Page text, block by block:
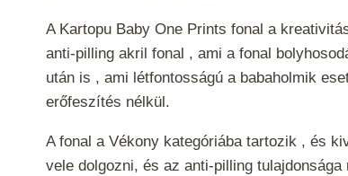
A Kartopu Baby One Prints fonal a
anti-pilling akril fonal , ami a fonal
után is , ami létfontosságú a babaholmik
erőfeszítés nélkül.
A fonal a Vékony kategóriába tartozik , és
vele dolgozni, és az anti-pilling